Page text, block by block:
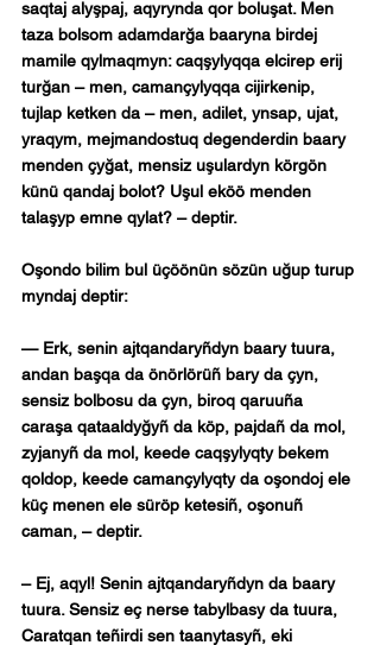
saqtaj alyşpaj, aqyrynda qor boluşat. Men
taza bolsom adamdarğa baaryna birdej
mamile qylmaqmyn: caqşylyqqa elcirep erij
turğan – men, camançylyqqa cijirkenip,
tujlap ketken da – men, adilet, ynsap, ujat,
yraqym, mejmandostuq degenderdin baary
menden çyğat, mensiz uşulardyn körgön
künü qandaj bolot? Uşul eköö menden
talaşyp emne qylat? – deptir.
Oşondo bilim bul üçöönün sözün uğup turup
myndaj deptir:
— Erk, senin ajtqandaryñdyn baary tuura,
andan başqa da önörlörüñ bary da çyn,
sensiz bolbosu da çyn, biroq qaruuña
caraşa qataaldyğyñ da köp, pajdañ da mol,
zyjanyñ da mol, keede caqşylyqty bekem
qoldop, keede camançylyqty da oşondoj ele
küç menen ele süröp ketesiñ, oşonuñ
caman, – deptir.
– Ej, aqyl! Senin ajtqandaryñdyn da baary
tuura. Sensiz eç nerse tabylbasy da tuura,
Caratqan teñirdi sen taanytasyñ, eki